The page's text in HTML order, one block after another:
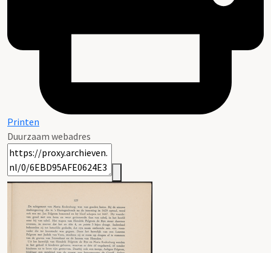
Printen
Duurzaam webadres